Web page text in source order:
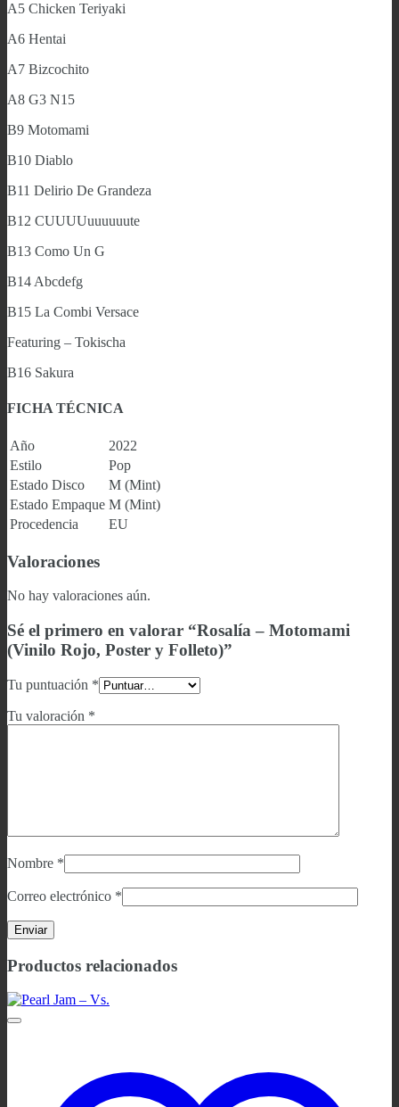
A5 Chicken Teriyaki
A6 Hentai
A7 Bizcochito
A8 G3 N15
B9 Motomami
B10 Diablo
B11 Delirio De Grandeza
B12 CUUUUuuuuuute
B13 Como Un G
B14 Abcdefg
B15 La Combi Versace
Featuring – Tokischa
B16 Sakura
FICHA TÉCNICA
Año
2022
Estilo
Pop
Estado Disco
M (Mint)
Estado Empaque M (Mint)
Procedencia
EU
Valoraciones
No hay valoraciones aún.
Sé el primero en valorar “Rosalía – Motomami
(Vinilo Rojo, Poster y Folleto)”
Tu puntuación *
Tu valoración *
Nombre *
Correo electrónico *
Productos relacionados